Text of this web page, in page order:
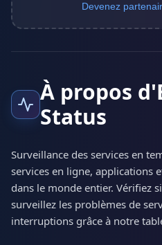
Devenez
À propos
Status
Surveillance des services en
services en ligne, applications
dans le monde entier. Vérifiez
surveillez les problèmes de
interruptions grâce à notre